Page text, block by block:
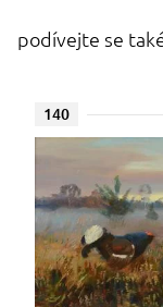
podívejte se
140